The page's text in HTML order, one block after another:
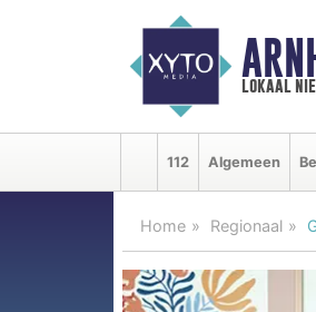
lokaal
112 Algemeen
Home Regionaal